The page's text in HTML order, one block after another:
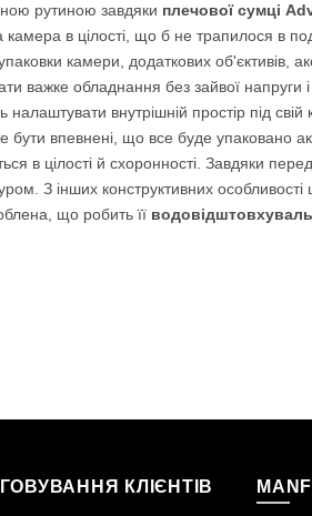
рутиною завдяки плечової сумці
в цілості, що б не трапилося в
камери, додаткових об'єктивів,
важке обладнання без зайвої напруги
внутрішній простір під свій
впевнені, що все буде упаковано
в цілості й схоронності. Завдяки
З інших конструктивних особливості
що робить її
КЛІЄНТІВ